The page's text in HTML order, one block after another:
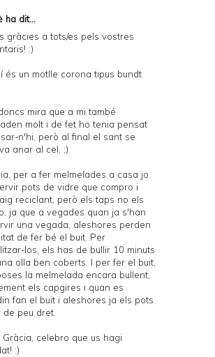
ha dit...
gràcies a tots/es pels vostres
:)
és un motlle corona tipus bundt
mira que a mi també
molt i de fet ho tenia pensat
n'hi, però al final el sant se
anar al cel. ;)
per a fer melmelades a casa jo
pots de vidre que compro i
reciclant, però els taps no els
ja que a vegades quan ja s'han
una vegada, aleshores perden
de fer bé el buit. Per
los, els has de bullir 10 minuts
olla ben coberts. I per fer el buit,
la melmelada encara bullent,
els capgires i quan es
fan el buit i aleshores ja els pots
de peu dret.
Gràcia, celebro que us hagi
:)